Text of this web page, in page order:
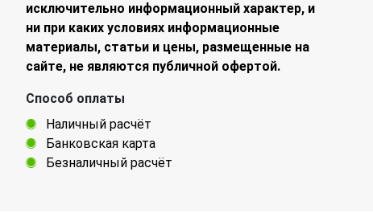
исключительно информационный характер, и
ни при каких условиях информационные
материалы, статьи и цены, размещенные на
сайте, не являются публичной офертой.
Способ оплаты
Наличный расчёт
Банковская карта
Безналичный расчёт